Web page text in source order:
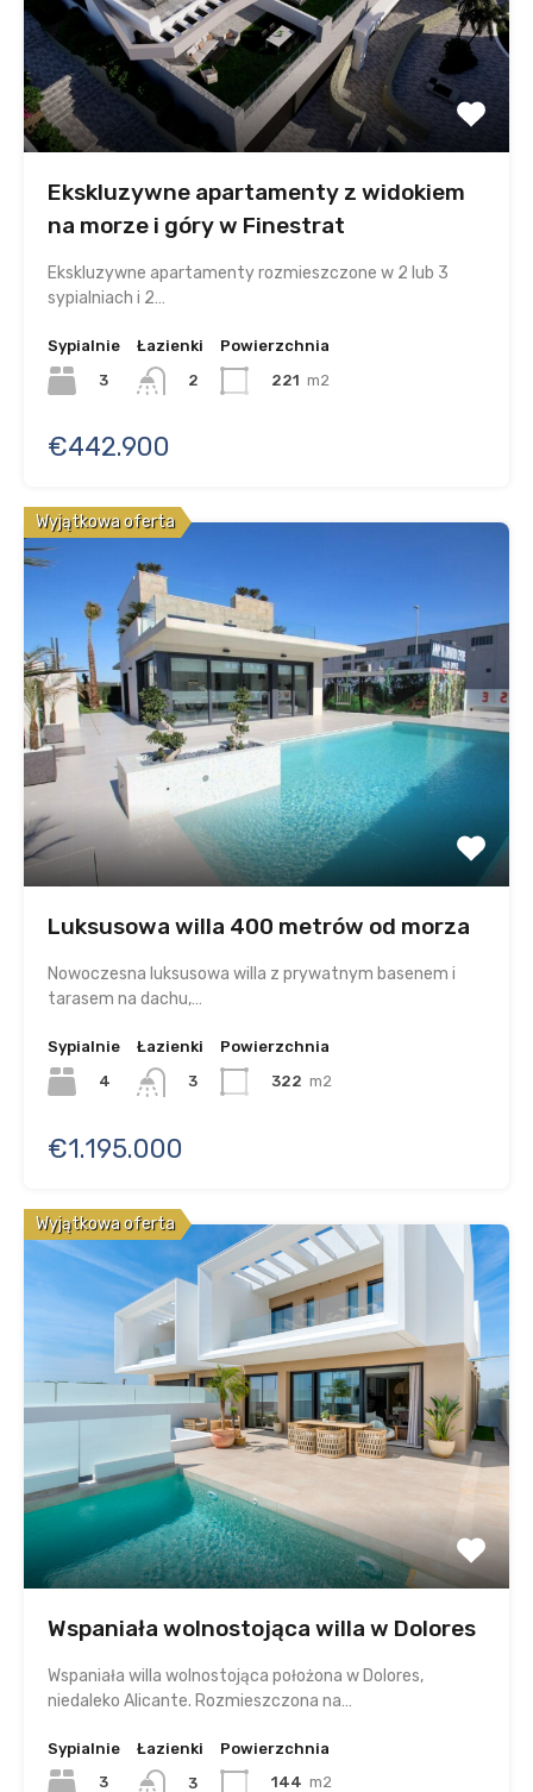
Ekskluzywne apartamenty z widokiem
na morze i góry w Finestrat
Ekskluzywne apartamenty rozmieszczone w 2 lub 3
sypialniach i 2…
Sypialnie
3
Łazienki
2
Powierzchnia
221 m2
€442.900
Wyjątkowa oferta
Luksusowa willa 400 metrów od morza
Nowoczesna luksusowa willa z prywatnym basenem i
tarasem na dachu,…
Sypialnie
4
Łazienki
3
Powierzchnia
322 m2
€1.195.000
Wyjątkowa oferta
Wspaniała wolnostojąca willa w Dolores
Wspaniała willa wolnostojąca położona w Dolores,
niedaleko Alicante. Rozmieszczona na…
Sypialnie
3
Łazienki
3
Powierzchnia
144 m2